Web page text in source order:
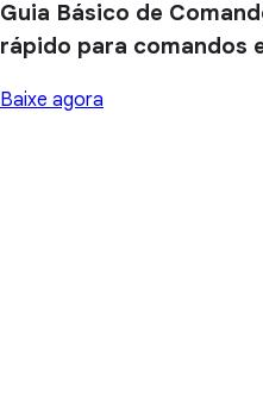
Guia Básico de
rápido para comandos
Baixe agora